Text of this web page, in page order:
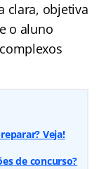
clara, objetiva
o aluno
Veja!
de concurso?